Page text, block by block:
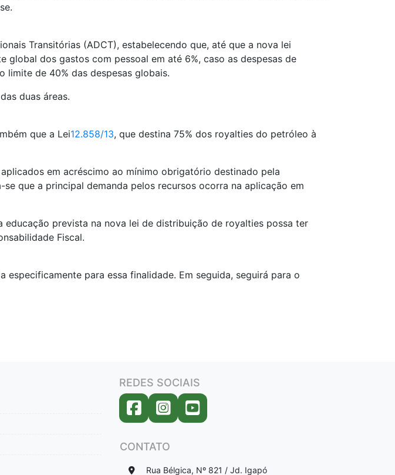
Transitórias (ADCT), estabelecendo que, até que a nova lei
dos gastos com pessoal em até 6%, caso as despesas de
limite de 40% das despesas globais.
duas áreas.
que a Lei12.858/13, que destina 75% dos royalties do petróleo à
em acréscimo ao mínimo obrigatório destinado pela
que a principal demanda pelos recursos ocorra na aplicação em
prevista na nova lei de distribuição de royalties possa ter
Fiscal.
para essa finalidade. Em seguida, seguirá para o
REDES SOCIAIS
CONTATO
Rua Bélgica, Nº 821 / Jd. Igapó